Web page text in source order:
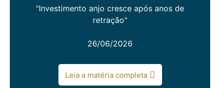
"Investimento anjo cresce após anos de
retração"
26/06/2026
Leia a matéria completa